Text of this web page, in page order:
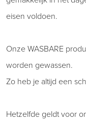
eisen voldoen.
Onze WASBARE
worden gewassen.
Zo heb je altijd een
Hetzelfde geldt voor